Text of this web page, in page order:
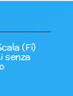
(Fi)
senza